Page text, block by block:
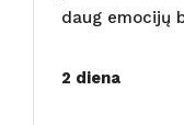
daug emocijų
2 diena